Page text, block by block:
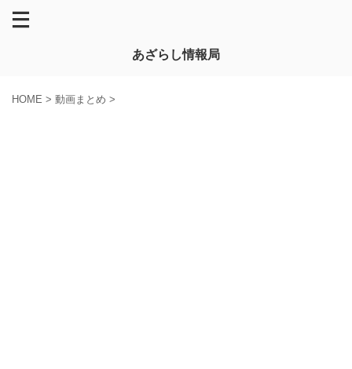
あざらし情報局
HOME > 動画まとめ >